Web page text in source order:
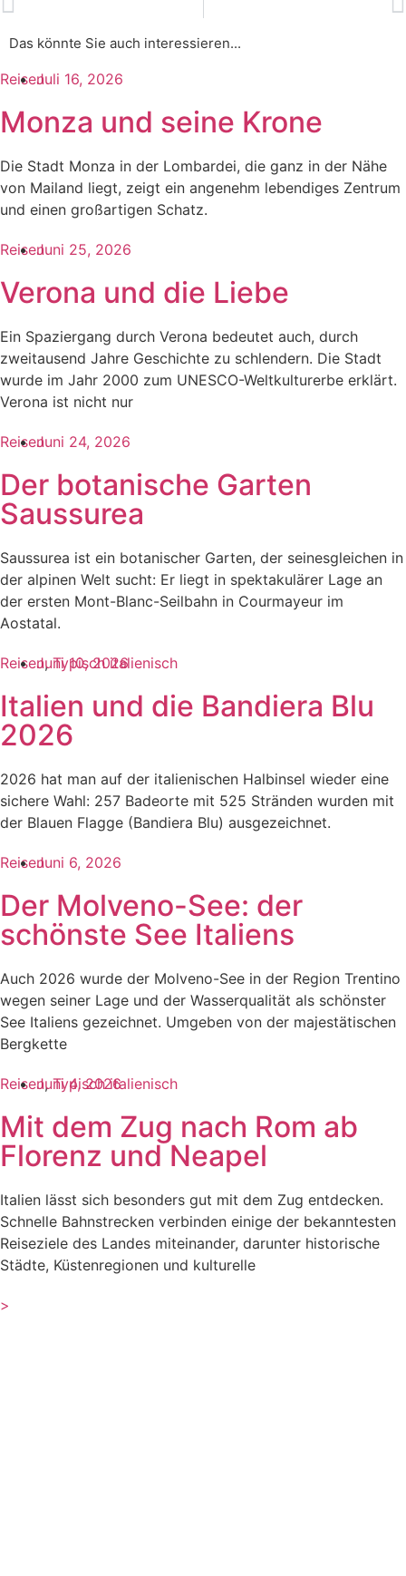
Das könnte Sie auch interessieren...​
Reisen
Monza und seine Krone
Die Stadt Monza in der Lombardei, die ganz in der Nähe
von Mailand liegt, zeigt ein angenehm lebendiges Zentrum
und einen großartigen Schatz.
Juli 16, 2026
Reisen
Verona und die Liebe
Ein Spaziergang durch Verona bedeutet auch, durch
zweitausend Jahre Geschichte zu schlendern. Die Stadt
wurde im Jahr 2000 zum UNESCO-Weltkulturerbe erklärt.
Verona ist nicht nur
Juni 25, 2026
Reisen
Der botanische Garten
Saussurea
Saussurea ist ein botanischer Garten, der seinesgleichen in
der alpinen Welt sucht: Er liegt in spektakulärer Lage an
der ersten Mont-Blanc-Seilbahn in Courmayeur im
Aostatal.
Juni 24, 2026
Reisen,Typisch italienisch
Italien und die Bandiera Blu
2026
2026 hat man auf der italienischen Halbinsel wieder eine
sichere Wahl: 257 Badeorte mit 525 Stränden wurden mit
der Blauen Flagge (Bandiera Blu) ausgezeichnet.
Juni 10, 2026
Reisen
Der Molveno-See: der
schönste See Italiens
Auch 2026 wurde der Molveno-See in der Region Trentino
wegen seiner Lage und der Wasserqualität als schönster
See Italiens gezeichnet. Umgeben von der majestätischen
Bergkette
Juni 6, 2026
Reisen,Typisch italienisch
Mit dem Zug nach Rom ab
Florenz und Neapel
Italien lässt sich besonders gut mit dem Zug entdecken.
Schnelle Bahnstrecken verbinden einige der bekanntesten
Reiseziele des Landes miteinander, darunter historische
Städte, Küstenregionen und kulturelle
Juni 4, 2026
>